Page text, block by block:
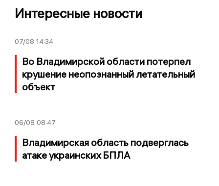
Интересные новости
07/08 14:34
Во Владимирской области потерпел
крушение неопознанный летательный
объект
06/08 08:47
Владимирская область подверглась
атаке украинских БПЛА